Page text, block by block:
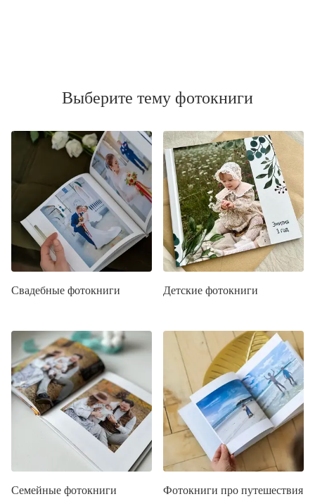
Выберите тему фотокниги
Свадебные фотокниги Детские фотокниги
Семейные фотокниги Фотокниги про путешествия